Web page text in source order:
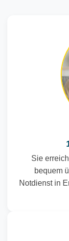
Sie
bequem
Notdienst in